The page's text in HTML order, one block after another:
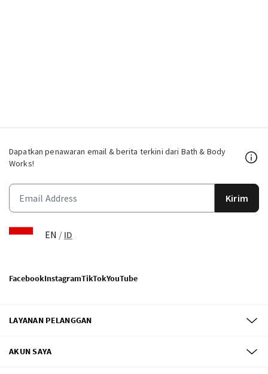
Dapatkan penawaran email & berita terkini dari Bath & Body
Works!
Kirim
EN / ID
FacebookInstagramTikTokYouTube
LAYANAN PELANGGAN
AKUN SAYA